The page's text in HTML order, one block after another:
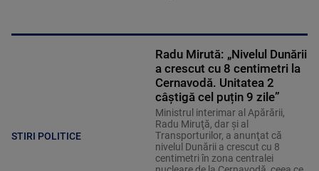
STIRI POLITICE
Radu Mirută: „Nivelul Dunării
a crescut cu 8 centimetri la
Cernavodă. Unitatea 2
câștigă cel puțin 9 zile”
Ministrul interimar al Apărării,
Radu Miruţă, dar şi al
Transporturilor, a anunţat că
nivelul Dunării a crescut cu 8
centimetri în zona centralei